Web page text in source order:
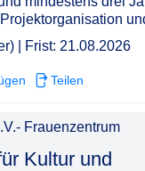
| Frist: 21.08.2026
Teilen
Frauenzentrum
Kultur und